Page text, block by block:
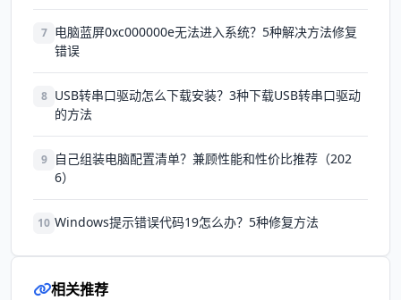
7 电脑蓝屏0xc000000e无法进入系统？5种解决方法修复
错误
8 USB转串口驱动怎么下载安装？3种下载USB转串口驱动
的方法
9
自己组装电脑配置清单？兼顾性能和性价比推荐（202
6）
10 Windows提示错误代码19怎么办？5种修复方法
相关推荐